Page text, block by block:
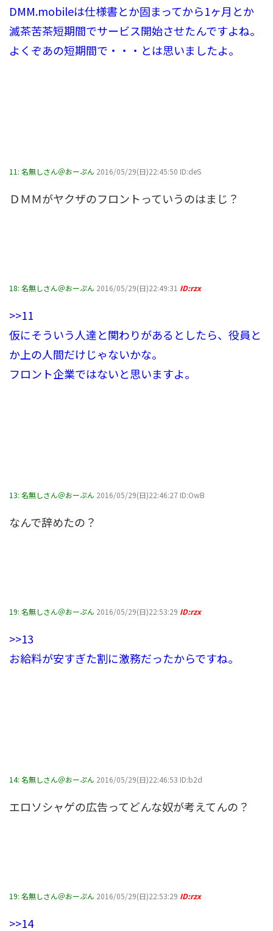
DMM.mobileは仕様書とか固まってから1ヶ月とか
滅茶苦茶短期間でサービス開始させたんですよね。
よくぞあの短期間で・・・とは思いましたよ。
11: 名無しさん＠おーぷん 2016/05/29(日)22:45:50 ID:deS
ＤＭＭがヤクザのフロントっていうのはまじ？
18: 名無しさん＠おーぷん 2016/05/29(日)22:49:31 ID:rzx
>>11
仮にそういう人達と関わりがあるとしたら、役員と
か上の人間だけじゃないかな。
フロント企業ではないと思いますよ。
13: 名無しさん＠おーぷん 2016/05/29(日)22:46:27 ID:OwB
なんで辞めたの？
19: 名無しさん＠おーぷん 2016/05/29(日)22:53:29 ID:rzx
>>13
お給料が安すぎた割に激務だったからですね。
14: 名無しさん＠おーぷん 2016/05/29(日)22:46:53 ID:b2d
エロソシャゲの広告ってどんな奴が考えてんの？
19: 名無しさん＠おーぷん 2016/05/29(日)22:53:29 ID:rzx
>>14